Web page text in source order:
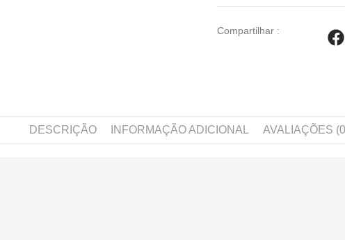
Compartilhar :
DESCRIÇÃO INFORMAÇÃO ADICIONAL AVALIAÇÕES